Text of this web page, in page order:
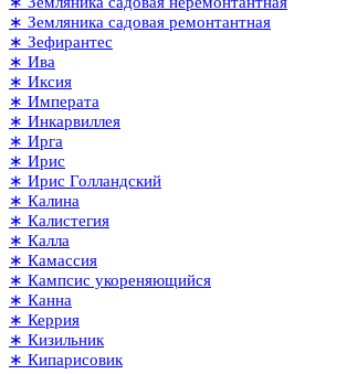
∗ Земляника садовая ремонтантная
∗ Зефирантес
∗ Ива
∗ Иксия
∗ Императа
∗ Инкарвиллея
∗ Ирга
∗ Ирис
∗ Ирис Голландский
∗ Калина
∗ Калистегия
∗ Калла
∗ Камассия
∗ Кампсис укореняющийся
∗ Канна
∗ Керрия
∗ Кизильник
∗ Кипарисовик